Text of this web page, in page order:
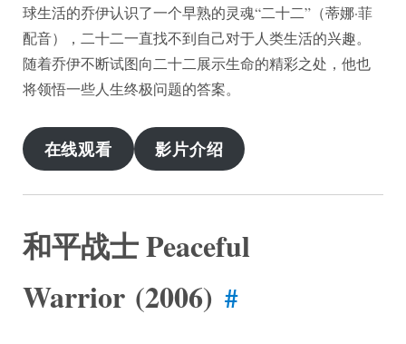
球生活的乔伊认识了一个早熟的灵魂“二十二”（蒂娜·菲
配音），二十二一直找不到自己对于人类生活的兴趣。
随着乔伊不断试图向二十二展示生命的精彩之处，他也
将领悟一些人生终极问题的答案。
在线观看 影片介绍
和平战士 Peaceful
Warrior (2006) #